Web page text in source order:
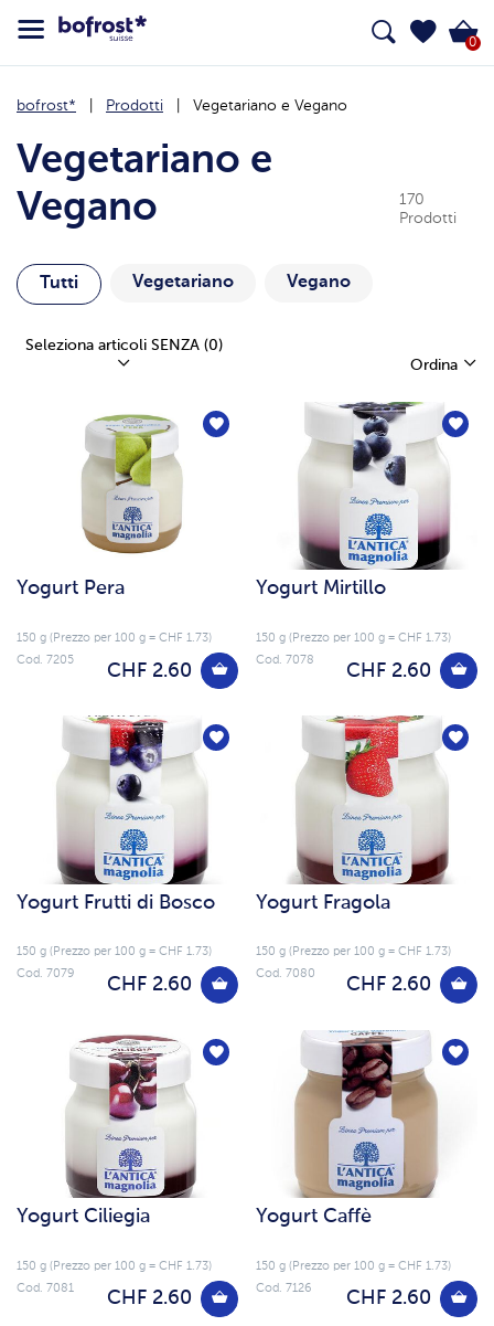
0
bofrost* Prodotti Vegetariano e Vegano
Vegetariano e
Vegano
170
Prodotti
Tutti Vegetariano Vegano
Seleziona articoli SENZA (0)
Ordina
Yogurt Pera
150 g (Prezzo per 100 g = CHF 1.73)
CHF 2.60
Cod. 7205
Yogurt Mirtillo
150 g (Prezzo per 100 g = CHF 1.73)
CHF 2.60
Cod. 7078
Yogurt Frutti di Bosco
150 g (Prezzo per 100 g = CHF 1.73)
CHF 2.60
Cod. 7079
Yogurt Fragola
150 g (Prezzo per 100 g = CHF 1.73)
CHF 2.60
Cod. 7080
Yogurt Ciliegia
150 g (Prezzo per 100 g = CHF 1.73)
CHF 2.60
Cod. 7081
Yogurt Caffè
150 g (Prezzo per 100 g = CHF 1.73)
CHF 2.60
Cod. 7126